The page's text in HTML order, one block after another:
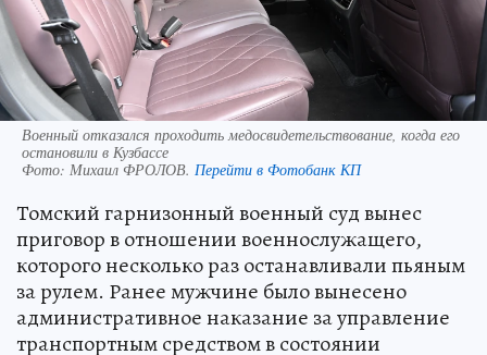
Военный отказался проходить медосвидетельствование, когда его
остановили в Кузбассе
Фото: Михаил ФРОЛОВ. Перейти в Фотобанк КП
Томский гарнизонный военный суд вынес
приговор в отношении военнослужащего,
которого несколько раз останавливали пьяным
за рулем. Ранее мужчине было вынесено
административное наказание за управление
транспортным средством в состоянии